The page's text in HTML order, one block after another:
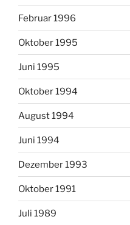
Februar 1996
Oktober 1995
Juni 1995
Oktober 1994
August 1994
Juni 1994
Dezember 1993
Oktober 1991
Juli 1989